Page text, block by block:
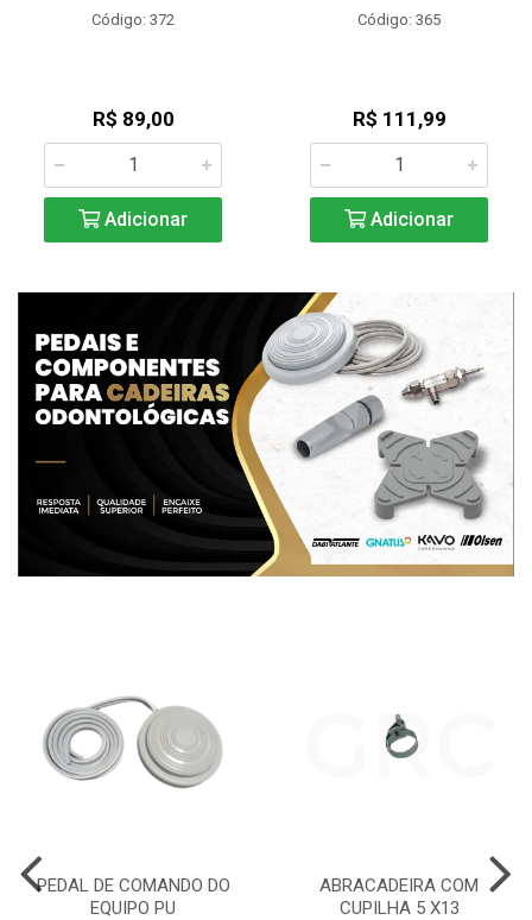
Código: 372
R$ 89,00
Adicionar
Código: 365
R$ 111,99
Adicionar
PEDAL DE COMANDO DO
EQUIPO PU
ABRACADEIRA COM
CUPILHA 5 X13